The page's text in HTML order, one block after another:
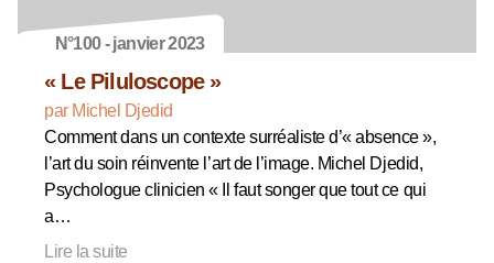
N°100 - janvier 2023
« Le Piluloscope »
par Michel Djedid
Comment dans un contexte surréaliste d’« absence »,
l’art du soin réinvente l’art de l’image. Michel Djedid,
Psychologue clinicien « Il faut songer que tout ce qui
a…
Lire la suite